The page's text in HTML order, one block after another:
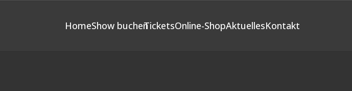
HomeShow buchenTicketsOnline-ShopAktuellesKontakt